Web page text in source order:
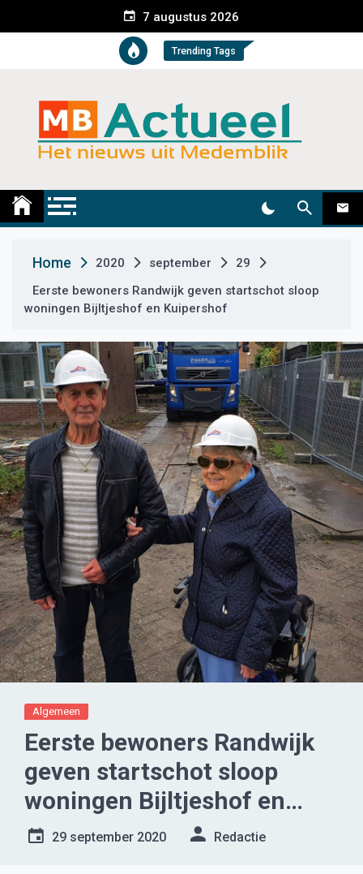
e
t
7 augustus 2026
Trending Tags
Medemblik Actueel
Home 2020 september
29
Eerste bewoners Randwijk geven startschot sloop
woningen Bijltjeshof en Kuipershof
Algemeen
Eerste bewoners Randwijk
geven startschot sloop
woningen Bijltjeshof en
Kuipershof
29 september 2020 Redactie